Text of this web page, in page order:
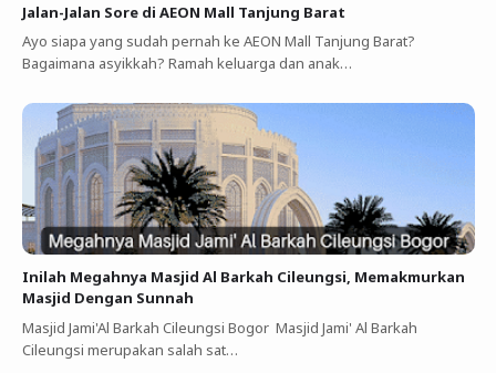
Jalan-Jalan Sore di AEON Mall Tanjung Barat
Ayo siapa yang sudah pernah ke AEON Mall Tanjung Barat?
Bagaimana asyikkah? Ramah keluarga dan anak…
Inilah Megahnya Masjid Al Barkah Cileungsi, Memakmurkan
Masjid Dengan Sunnah
Masjid Jami'Al Barkah Cileungsi Bogor Masjid Jami' Al Barkah
Cileungsi merupakan salah sat…